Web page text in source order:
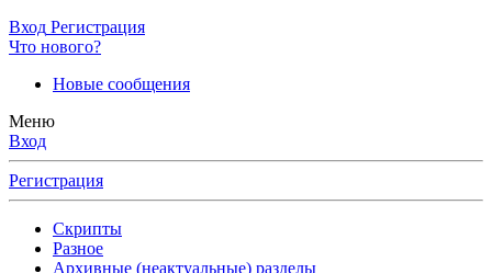
Вход Регистрация
Что нового?
Новые сообщения
Меню
Вход
Регистрация
Скрипты
Разное
Архивные (неактуальные) разделы